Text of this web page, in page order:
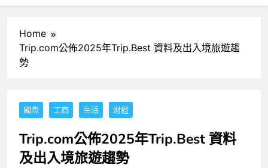
Home
Trip.com公佈2025年Trip.Best 資料及出入境旅遊趨
勢
國際 工商 生活 財經
Trip.com公佈2025年Trip.Best 資料
及出入境旅遊趨勢